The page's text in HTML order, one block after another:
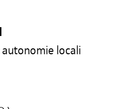
locali